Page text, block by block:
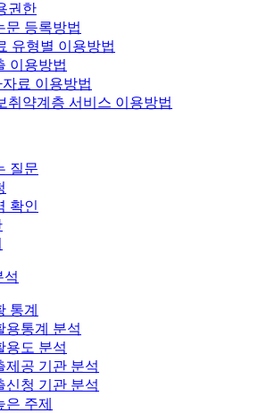
권한
문 등록방법
유형별 이용방법
이용방법
료 이용방법
취약계층 서비스 이용방법
질문
확인
석
통계
용통계 분석
용도 분석
제공 기관 분석
신청 기관 분석
은 주제